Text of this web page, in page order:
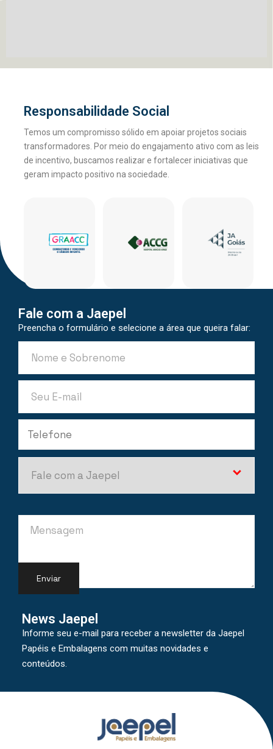
Responsabilidade Social
Temos um compromisso sólido em apoiar projetos sociais
transformadores. Por meio do engajamento ativo com as leis
de incentivo, buscamos realizar e fortalecer iniciativas que
geram impacto positivo na sociedade.
Fale com a Jaepel
Preencha o formulário e selecione a área que queira falar:
News Jaepel
Informe seu e-mail para receber a newsletter da Jaepel
Papéis e Embalagens com muitas novidades e
conteúdos.